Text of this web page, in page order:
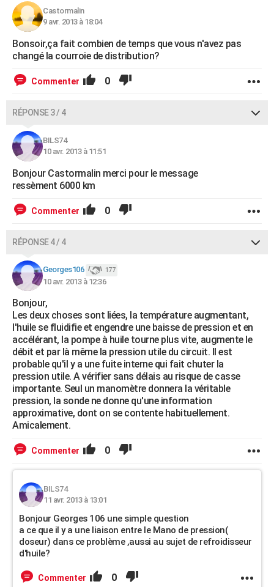
Castormalin
9 avr. 2013 à 18:04
Bonsoir,ça fait combien de temps que vous n'avez pas
changé la courroie de distribution?
Commenter 0
RÉPONSE 3 / 4
BILS74
10 avr. 2013 à 11:51
Bonjour Castormalin merci pour le message
ressèment 6000 km
Commenter 0
RÉPONSE 4 / 4
Georges106 177
10 avr. 2013 à 12:36
Bonjour,
Les deux choses sont liées, la température augmentant,
l'huile se fluidifie et engendre une baisse de pression et en
accélérant, la pompe à huile tourne plus vite, augmente le
débit et par là même la pression utile du circuit. Il est
probable qu'il y a une fuite interne qui fait chuter la
pression utile. A vérifier sans délais au risque de casse
importante. Seul un manomètre donnera la véritable
pression, la sonde ne donne qu'une information
approximative, dont on se contente habituellement.
Amicalement.
Commenter 0
BILS74
11 avr. 2013 à 13:01
Bonjour Georges 106 une simple question
a ce que il y a une liaison entre le Mano de pression(
doseur) dans ce problème ,aussi au sujet de refroidisseur
d'huile?
Commenter 0